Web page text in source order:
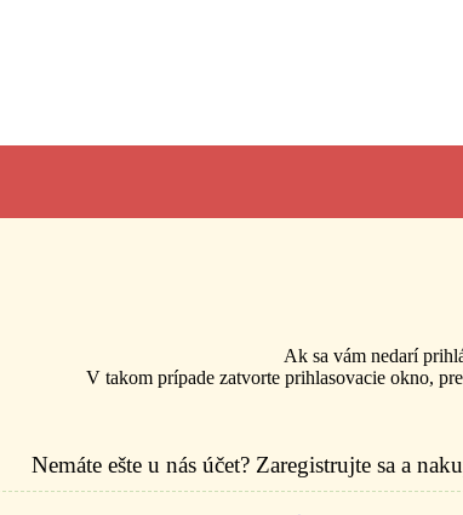
Ak sa vám nedarí
V takom prípade zatvorte prihlasovacie okno,
Nemáte ešte u nás účet? Zaregistrujte sa a